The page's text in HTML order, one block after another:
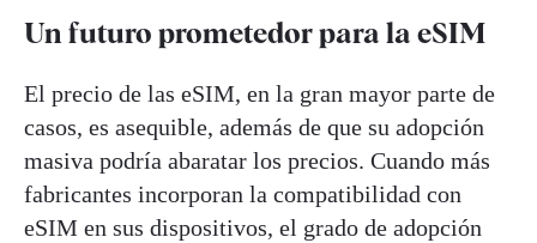
Un futuro prometedor para la eSIM
El precio de las eSIM, en la gran mayor parte de
casos, es asequible, además de que su adopción
masiva podría abaratar los precios. Cuando más
fabricantes incorporan la compatibilidad con
eSIM en sus dispositivos, el grado de adopción